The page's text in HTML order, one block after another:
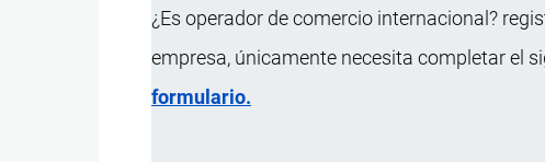
¿Es operador de comercio internacional?
empresa, únicamente necesita completar el
formulario.Actualizado el 9 Septiembre, 2024